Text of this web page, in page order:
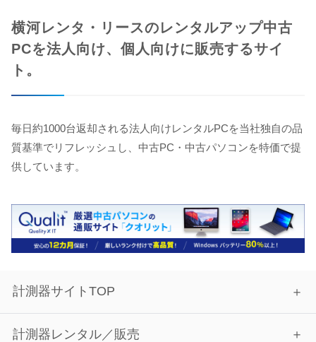
横河レンタ・リースのレンタルアップ中古
PCを法人向け、個人向けに販売するサイ
ト。
毎日約1000台返却される法人向けレンタルPCを当社独自の品
質基準でリフレッシュし、中古PC・中古パソコンを特価で提
供しています。
計測器サイトTOP
計測器レンタル／販売